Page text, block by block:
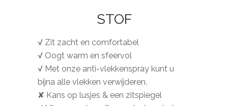
STOF
√ Zit zacht en comfortabel
√ Oogt warm en sfeervol
√ Met onze anti-vlekkenspray kunt u
bijna alle vlekken verwijderen.
✘ Kans op lusjes & een zitspiegel